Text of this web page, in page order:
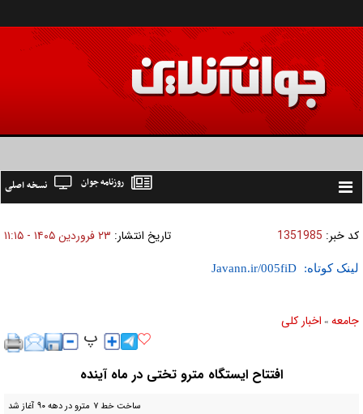
Toggle
نسخه اصلی روزنامه جوان
کد خبر: 1351985 تاریخ انتشار: ۲۳ فروردين ۱۴۰۵ - ۱۱:۱۵
لینک کوتاه:
جامعه » اخبار كلی
افتتاح ایستگاه مترو تختی در ماه آینده
ساخت خط ۷ مترو در دهه ۹۰ آغاز شد